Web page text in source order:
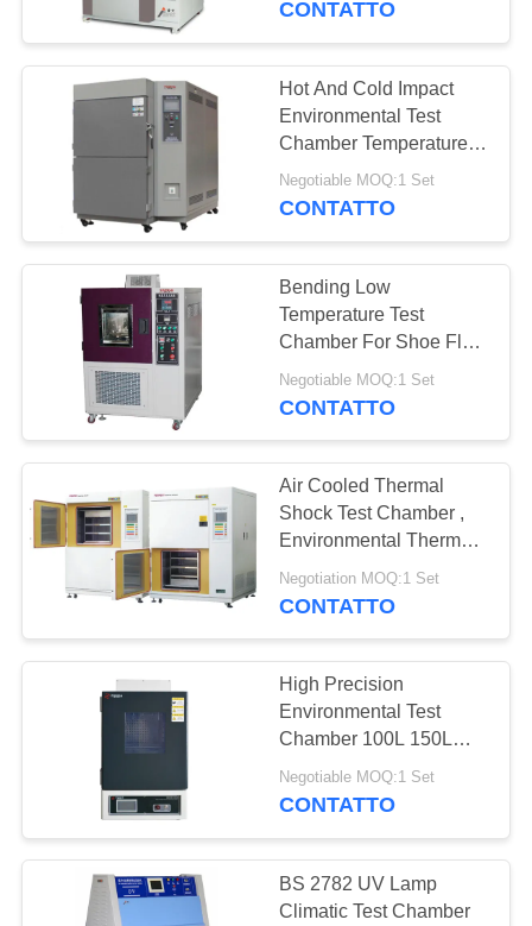
CONTATTO
Hot And Cold Impact
Environmental Test
Chamber Temperature
Change
Negotiable MOQ:1 Set
CONTATTO
Bending Low
Temperature Test
Chamber For Shoe Flex
ASTM D1790
Negotiable MOQ:1 Set
CONTATTO
Air Cooled Thermal
Shock Test Chamber ,
Environmental Thermal
Cycling Chamber 2
Zone
Negotiation MOQ:1 Set
CONTATTO
High Precision
Environmental Test
Chamber 100L 150L
225L 408L
Negotiable MOQ:1 Set
CONTATTO
BS 2782 UV Lamp
Climatic Test Chamber